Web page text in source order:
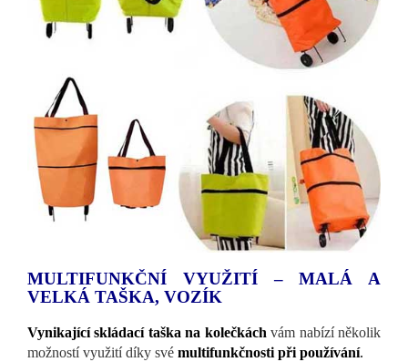
MULTIFUNKČNÍ VYUŽITÍ – MALÁ A
VELKÁ TAŠKA, VOZÍK
Vynikající skládací taška na kolečkách vám nabízí několik
možností využití díky své multifunkčnosti při používání.